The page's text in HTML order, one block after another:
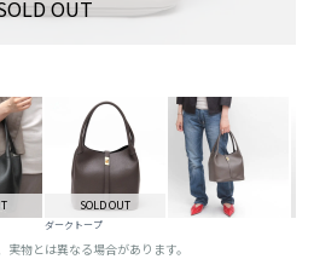
OUT
SOLD OUT
ダークトープ
物とは異なる場合があります。